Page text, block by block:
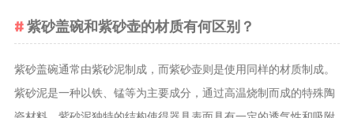
紫砂盖碗和紫砂壶的材质有何区别？
紫砂盖碗通常由紫砂泥制成，而紫砂壶则是使用同样的材质制成。
紫砂泥是一种以铁、锰等为主要成分，通过高温烧制而成的特殊陶
擂茶